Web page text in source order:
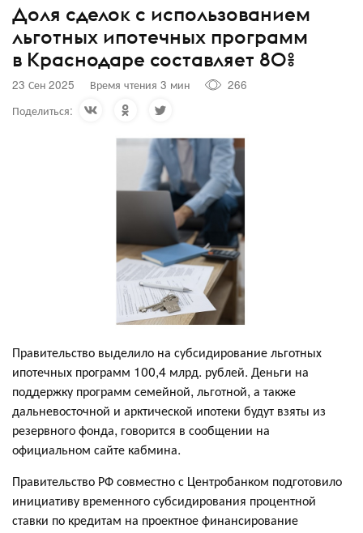
Доля сделок с использованием
льготных ипотечных программ
в Краснодаре составляет 80%
23 Сен 2025 Время чтения 3 мин
266
Поделиться:
Правительство выделило на субсидирование льготных
ипотечных программ 100,4 млрд. рублей. Деньги на
поддержку программ семейной, льготной, а также
дальневосточной и арктической ипотеки будут взяты из
резервного фонда, говорится в сообщении на
официальном сайте кабмина.
Правительство РФ совместно с Центробанком подготовило
инициативу временного субсидирования процентной
ставки по кредитам на проектное финансирование